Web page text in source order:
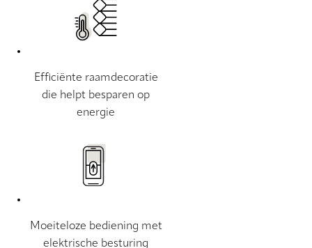
Efficiënte raamdecoratie
die helpt besparen op
energie
Moeiteloze bediening met
elektrische besturing